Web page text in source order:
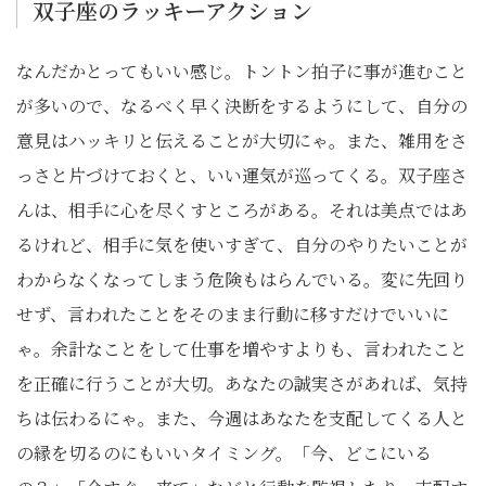
双子座のラッキーアクション
なんだかとってもいい感じ。トントン拍子に事が進むこと
が多いので、なるべく早く決断をするようにして、自分の
意見はハッキリと伝えることが大切にゃ。また、雑用をさ
っさと片づけておくと、いい運気が巡ってくる。双子座さ
んは、相手に心を尽くすところがある。それは美点ではあ
るけれど、相手に気を使いすぎて、自分のやりたいことが
わからなくなってしまう危険もはらんでいる。変に先回り
せず、言われたことをそのまま行動に移すだけでいいに
ゃ。余計なことをして仕事を増やすよりも、言われたこと
を正確に行うことが大切。あなたの誠実さがあれば、気持
ちは伝わるにゃ。また、今週はあなたを支配してくる人と
の縁を切るのにもいいタイミング。「今、どこにいる